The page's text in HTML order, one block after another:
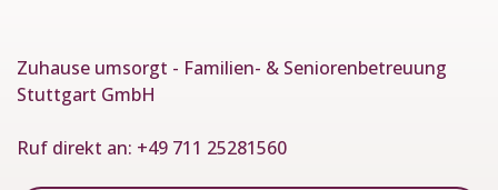
Zuhause umsorgt - Familien- & Seniorenbetreuung
Stuttgart GmbH
Ruf direkt an: +49 711 25281560